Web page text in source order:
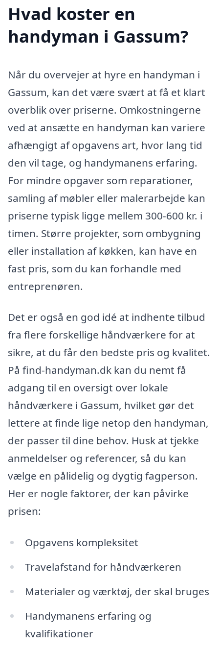
Hvad koster en
handyman i Gassum?
Når du overvejer at hyre en handyman i
Gassum, kan det være svært at få et klart
overblik over priserne. Omkostningerne
ved at ansætte en handyman kan variere
afhængigt af opgavens art, hvor lang tid
den vil tage, og handymanens erfaring.
For mindre opgaver som reparationer,
samling af møbler eller malerarbejde kan
priserne typisk ligge mellem 300-600 kr. i
timen. Større projekter, som ombygning
eller installation af køkken, kan have en
fast pris, som du kan forhandle med
entreprenøren.
Det er også en god idé at indhente tilbud
fra flere forskellige håndværkere for at
sikre, at du får den bedste pris og kvalitet.
På find-handyman.dk kan du nemt få
adgang til en oversigt over lokale
håndværkere i Gassum, hvilket gør det
lettere at finde lige netop den handyman,
der passer til dine behov. Husk at tjekke
anmeldelser og referencer, så du kan
vælge en pålidelig og dygtig fagperson.
Her er nogle faktorer, der kan påvirke
prisen:
Opgavens kompleksitet
Travelafstand for håndværkeren
Materialer og værktøj, der skal bruges
Handymanens erfaring og
kvalifikationer